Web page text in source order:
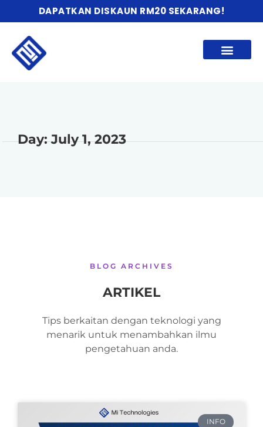
DAPATKAN DISKAUN RM20 SEKARANG!
Day: July 1, 2023
BLOG ARCHIVES
ARTIKEL
Tips berkaitan dengan teknologi yang
menarik untuk menambahkan ilmu
pengetahuan anda.
INFO